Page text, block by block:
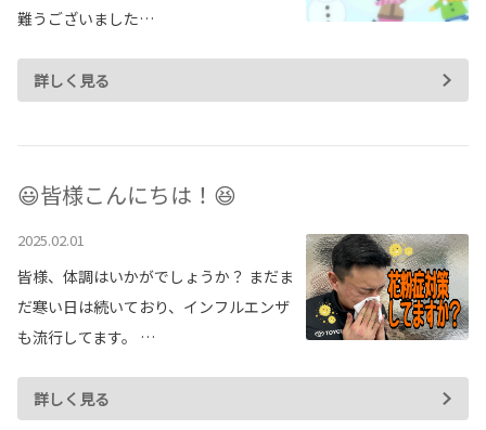
難うございました…
詳しく見る
😃皆様こんにちは！😆
2025.02.01
皆様、体調はいかがでしょうか？ まだま
だ寒い日は続いており、インフルエンザ
も流行してます。 …
詳しく見る